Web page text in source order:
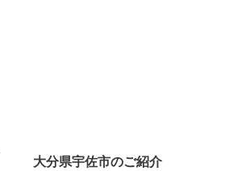
大分県宇佐市のご紹介